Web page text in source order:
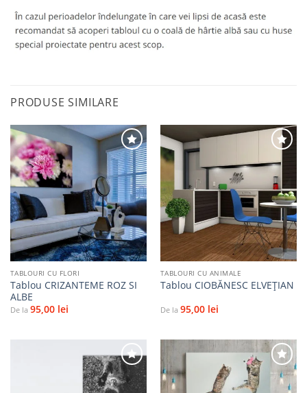
PRODUSE SIMILARE
Adaugă
la
favorite
TABLOURI CU FLORI
Tablou CRIZANTEME ROZ SI
ALBE
De la 95,00 lei
Adaugă
la
favorite
TABLOURI CU ANIMALE
Tablou CIOBĂNESC ELVEȚIAN
De la 95,00 lei